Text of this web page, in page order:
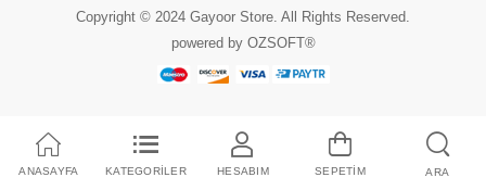
Copyright © 2024 Gayoor Store. All Rights Reserved.
powered by OZSOFT®
ANASAYFA KATEGORİLER HESABIM SEPETİM ARA